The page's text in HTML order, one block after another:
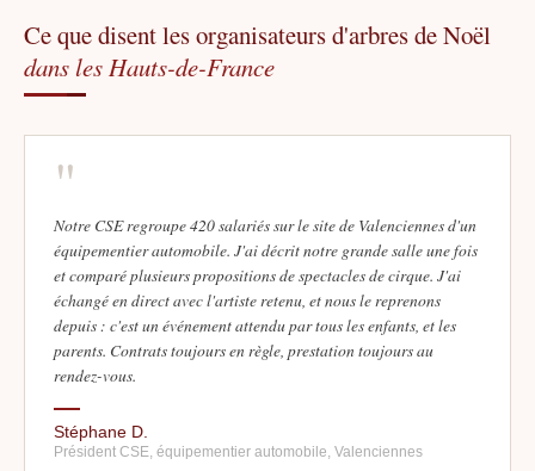
Ce que disent les organisateurs d'arbres de Noël
dans les Hauts-de-France
"
Notre CSE regroupe 420 salariés sur le site de Valenciennes d'un
équipementier automobile. J'ai décrit notre grande salle une fois
et comparé plusieurs propositions de spectacles de cirque. J'ai
échangé en direct avec l'artiste retenu, et nous le reprenons
depuis : c'est un événement attendu par tous les enfants, et les
parents. Contrats toujours en règle, prestation toujours au
rendez-vous.
Stéphane D.
Président CSE, équipementier automobile, Valenciennes